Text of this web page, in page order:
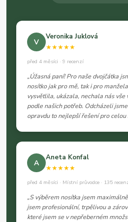
V
Veronika Juklová
★★★★★
před 4 měsíci · 9 recenzí
„Úžasná paní! Pro naše dvojčátka
nosítko jak pro mě, tak i pro
vysvětlila, ukázala, nechala nás vše
podle našich potřeb. Odcházeli
opravdu to nejlepší řešení pro celou
A
Aneta Konfal
★★★★★
před 4 měsíci · Místní průvodce · 135
„S výběrem nosítka jsem
jsem profesionální, trpělivou a
které jsem se v nepřeberném